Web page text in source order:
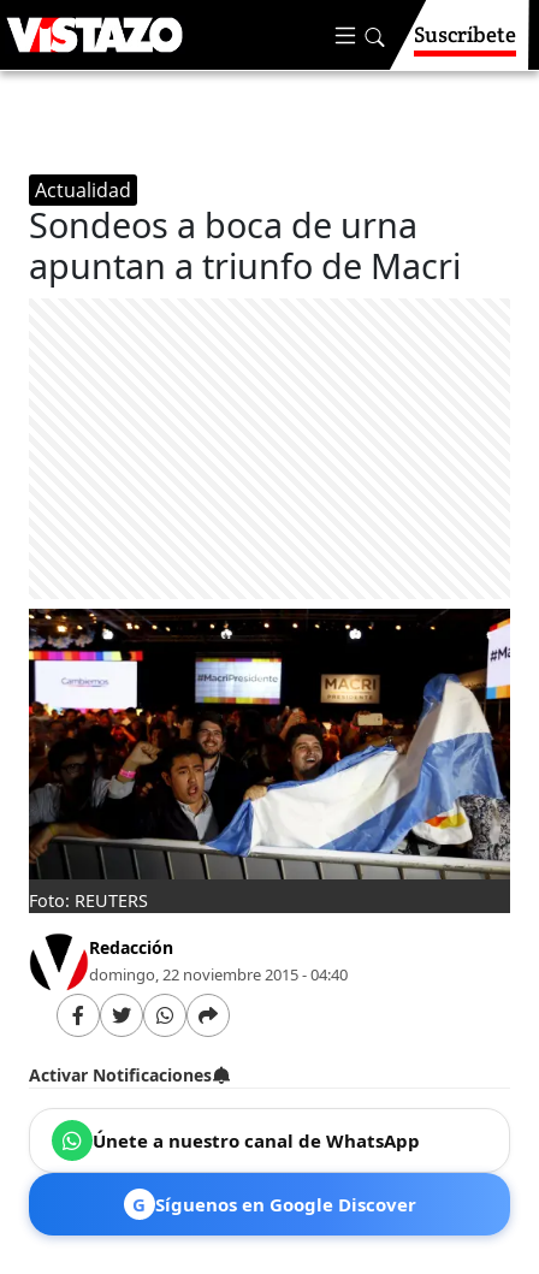
Suscríbete
Actualidad
Sondeos a boca de urna
apuntan a triunfo de Macri
Foto: REUTERS
Redacción
domingo, 22 noviembre 2015 - 04:40
Activar Notificaciones
Únete a nuestro canal de WhatsApp
G Síguenos en Google Discover